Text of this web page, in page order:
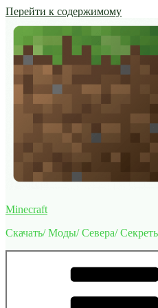
Перейти к содержимому
Minecraft
Скачать/ Моды/ Севера/